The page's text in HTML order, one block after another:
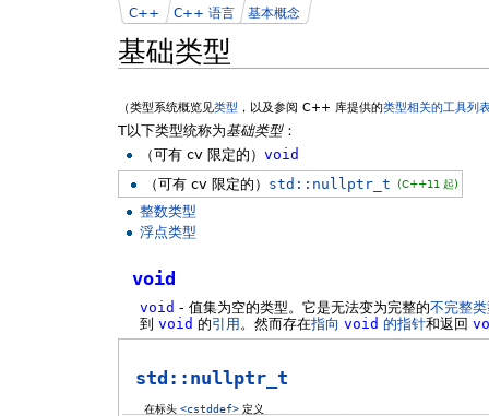
基础类型
C++ C++ 语言 基本概念
（类型系统概览见类型 ，以及参阅 C++ 库提供的类型相关的工具列
T以下类型统称为基础类型：
（可有 cv 限定的）void
（可有 cv 限定的） std::nullptr_t (C++11 起)
整数类型
浮点类型
void
void - 值集为空的类型。它是无法变为完整的不完整
到void 的引用 。然而存在指向void 的指针和返回
std::nullptr_t
在标头<cstddef> 定义